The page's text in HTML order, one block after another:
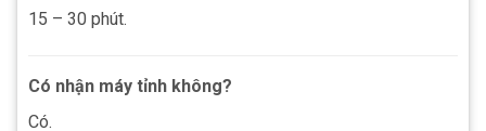
15 – 30 phút.
Có nhận máy tỉnh không?
Có.